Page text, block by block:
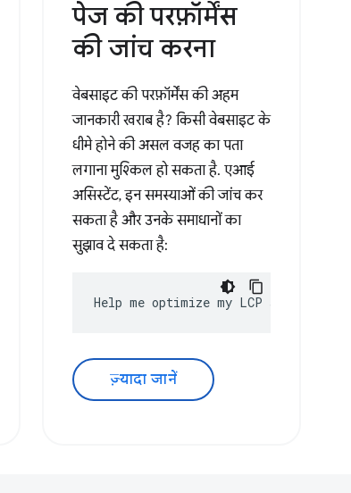
पेज की परफ़ॉर्मेंस
की जांच करना
वेबसाइट की परफ़ॉर्मेंस की अहम
जानकारी खराब है? किसी वेबसाइट के
धीमे होने की असल वजह का पता
लगाना मुश्किल हो सकता है. एआई
असिस्टेंट, इन समस्याओं की जांच कर
सकता है और उनके समाधानों का
सुझाव दे सकता है:
Help me optimize my LCP score
ज़्यादा जानें